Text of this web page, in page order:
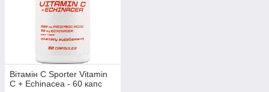
Вітамін С Sporter Vitamin
C + Echinacea - 60 капс